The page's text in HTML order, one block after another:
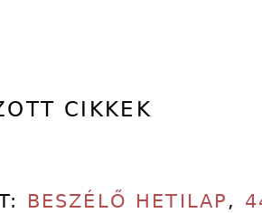
CIKKEK
BESZÉLŐ HETILAP ,